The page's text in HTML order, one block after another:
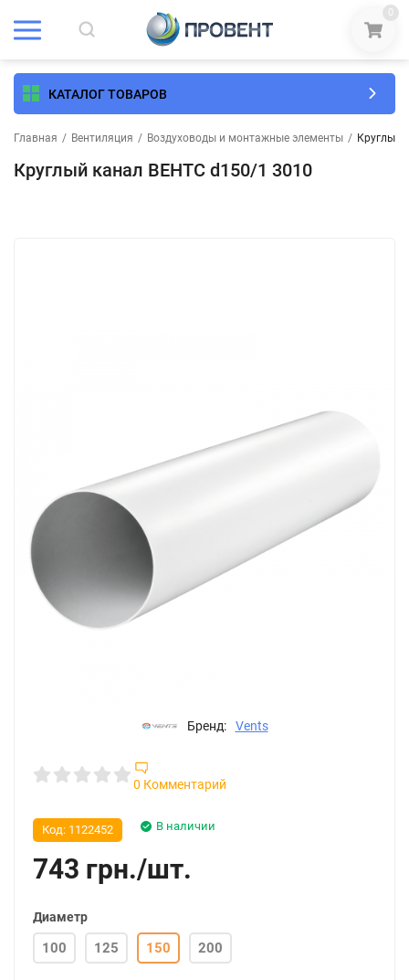
0
КАТАЛОГ ТОВАРОВ
Главная / Вентиляция / Воздуховоды и монтажные элементы / Круглый
Круглый канал ВЕНТС d150/1 3010
Бренд: Vents
0 Комментарий
В наличии
Код: 1122452
743 грн./шт.
Диаметр
100 125 150 200